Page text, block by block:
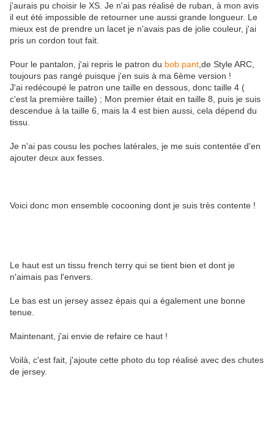
j'aurais pu choisir le XS. Je n'ai pas réalisé de ruban, à mon avis
il eut été impossible de retourner une aussi grande longueur. Le
mieux est de prendre un lacet je n'avais pas de jolie couleur, j'ai
pris un cordon tout fait.
Pour le pantalon, j'ai repris le patron du bob pant ,de Style ARC,
toujours pas rangé puisque j'en suis à ma 6ème version !
J'ai redécoupé le patron une taille en dessous, donc taille 4 (
c'est la première taille) ; Mon premier était en taille 8, puis je suis
descendue à la taille 6, mais la 4 est bien aussi, cela dépend du
tissu.
Je n'ai pas cousu les poches latérales, je me suis contentée d'en
ajouter deux aux fesses.
Voici donc mon ensemble cocooning dont je suis très contente !
Le haut est un tissu french terry qui se tient bien et dont je
n'aimais pas l'envers.
Le bas est un jersey assez épais qui a également une bonne
tenue.
Maintenant, j'ai envie de refaire ce haut !
Voilà, c'est fait, j'ajoute cette photo du top réalisé avec des chutes
de jersey.